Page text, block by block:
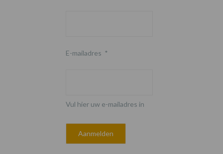
E-mailadres *
Vul hier uw e-mailadres in